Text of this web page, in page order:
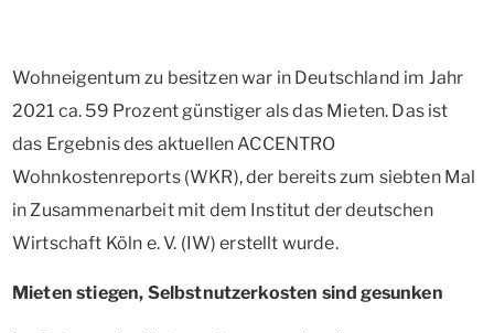
Wohneigentum zu besitzen war in Deutschland im Jahr
2021 ca. 59 Prozent günstiger als das Mieten. Das ist
das Ergebnis des aktuellen ACCENTRO
Wohnkostenreports (WKR), der bereits zum siebten Mal
in Zusammenarbeit mit dem Institut der deutschen
Wirtschaft Köln e. V. (IW) erstellt wurde.
Mieten stiegen, Selbstnutzerkosten sind gesunken